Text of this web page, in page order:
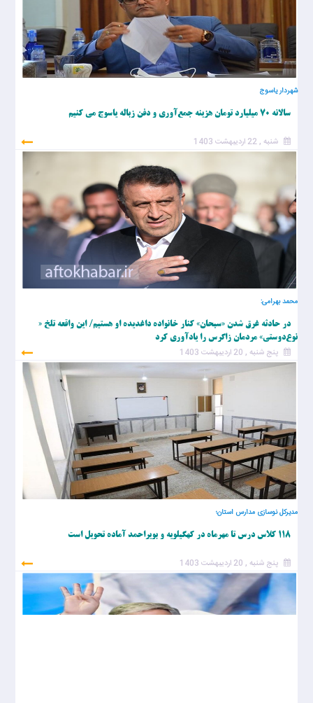
شهردار یاسوج
سالانه ۷۰ میلیارد تومان هزینه جمع‌آوری و دفن زباله یاسوج می‌ کنیم
شنبه , 22 اردیبهشت 1403
محمد بهرامی:
در حادثه غرق شدن «سبحان» کنار خانواده داغدیده او هستیم/ این واقعه تلخ «
نوع‌دوستی» مردمان زاگرس را یادآوری کرد
پنج شنبه , 20 اردیبهشت 1403
مدیرکل نوسازی مدارس استان؛
۱۱۸ کلاس درس تا مهرماه در کهگیلویه و بویراحمد آماده تحویل است
پنج شنبه , 20 اردیبهشت 1403